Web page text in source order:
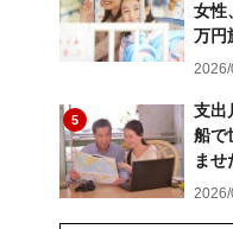
女性
万円
5
支出
船で
ま